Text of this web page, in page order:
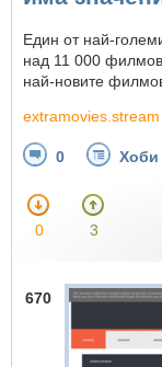
Един от най-
над 11 000
най-новите
extramovies.stream
0 Хоби
0 3
670